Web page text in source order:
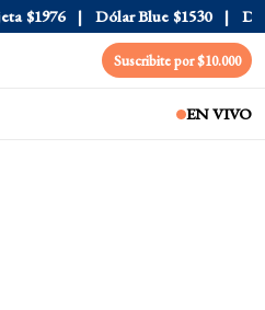
$1976 Dólar Blue $1530
Suscribite por $10.000
EN VIVO